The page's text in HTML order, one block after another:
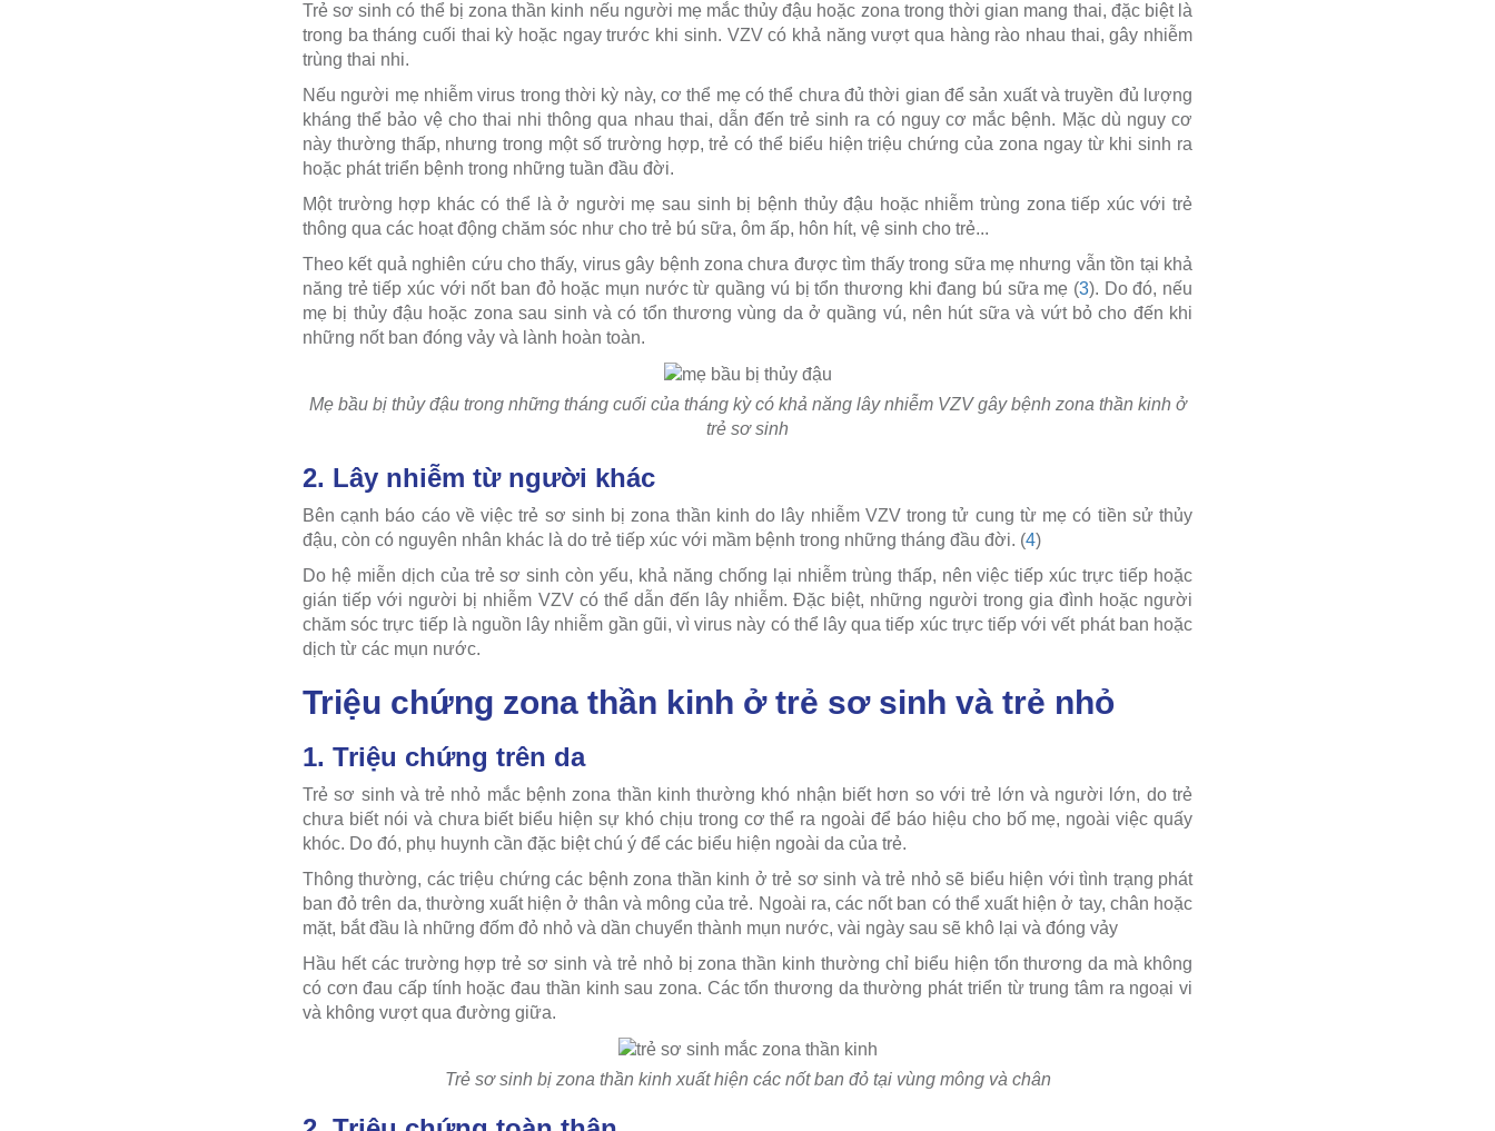
Trẻ sơ sinh có thể bị zona thần kinh nếu người mẹ mắc thủy đậu hoặc zona trong thời gian mang thai, đặc biệt là
trong ba tháng cuối thai kỳ hoặc ngay trước khi sinh. VZV có khả năng vượt qua hàng rào nhau thai, gây nhiễm
trùng thai nhi.
Nếu người mẹ nhiễm virus trong thời kỳ này, cơ thể mẹ có thể chưa đủ thời gian để sản xuất và truyền đủ lượng
kháng thể bảo vệ cho thai nhi thông qua nhau thai, dẫn đến trẻ sinh ra có nguy cơ mắc bệnh. Mặc dù nguy cơ
này thường thấp, nhưng trong một số trường hợp, trẻ có thể biểu hiện triệu chứng của zona ngay từ khi sinh ra
hoặc phát triển bệnh trong những tuần đầu đời.
Một trường hợp khác có thể là ở người mẹ sau sinh bị bệnh thủy đậu hoặc nhiễm trùng zona tiếp xúc với trẻ
thông qua các hoạt động chăm sóc như cho trẻ bú sữa, ôm ấp, hôn hít, vệ sinh cho trẻ...
Theo kết quả nghiên cứu cho thấy, virus gây bệnh zona chưa được tìm thấy trong sữa mẹ nhưng vẫn tồn tại khả
năng trẻ tiếp xúc với nốt ban đỏ hoặc mụn nước từ quầng vú bị tổn thương khi đang bú sữa mẹ (3). Do đó, nếu
mẹ bị thủy đậu hoặc zona sau sinh và có tổn thương vùng da ở quầng vú, nên hút sữa và vứt bỏ cho đến khi
những nốt ban đóng vảy và lành hoàn toàn.
Mẹ bầu bị thủy đậu trong những tháng cuối của tháng kỳ có khả năng lây nhiễm VZV gây bệnh zona thần kinh ở
trẻ sơ sinh
2. Lây nhiễm từ người khác
Bên cạnh báo cáo về việc trẻ sơ sinh bị zona thần kinh do lây nhiễm VZV trong tử cung từ mẹ có tiền sử thủy
đậu, còn có nguyên nhân khác là do trẻ tiếp xúc với mầm bệnh trong những tháng đầu đời. (4)
Do hệ miễn dịch của trẻ sơ sinh còn yếu, khả năng chống lại nhiễm trùng thấp, nên việc tiếp xúc trực tiếp hoặc
gián tiếp với người bị nhiễm VZV có thể dẫn đến lây nhiễm. Đặc biệt, những người trong gia đình hoặc người
chăm sóc trực tiếp là nguồn lây nhiễm gần gũi, vì virus này có thể lây qua tiếp xúc trực tiếp với vết phát ban hoặc
dịch từ các mụn nước.
Triệu chứng zona thần kinh ở trẻ sơ sinh và trẻ nhỏ
1. Triệu chứng trên da
Trẻ sơ sinh và trẻ nhỏ mắc bệnh zona thần kinh thường khó nhận biết hơn so với trẻ lớn và người lớn, do trẻ
chưa biết nói và chưa biết biểu hiện sự khó chịu trong cơ thể ra ngoài để báo hiệu cho bố mẹ, ngoài việc quấy
khóc. Do đó, phụ huynh cần đặc biệt chú ý để các biểu hiện ngoài da của trẻ.
Thông thường, các triệu chứng các bệnh zona thần kinh ở trẻ sơ sinh và trẻ nhỏ sẽ biểu hiện với tình trạng phát
ban đỏ trên da, thường xuất hiện ở thân và mông của trẻ. Ngoài ra, các nốt ban có thể xuất hiện ở tay, chân hoặc
mặt, bắt đầu là những đốm đỏ nhỏ và dần chuyển thành mụn nước, vài ngày sau sẽ khô lại và đóng vảy
Hầu hết các trường hợp trẻ sơ sinh và trẻ nhỏ bị zona thần kinh thường chỉ biểu hiện tổn thương da mà không
có cơn đau cấp tính hoặc đau thần kinh sau zona. Các tổn thương da thường phát triển từ trung tâm ra ngoại vi
và không vượt qua đường giữa.
Trẻ sơ sinh bị zona thần kinh xuất hiện các nốt ban đỏ tại vùng mông và chân